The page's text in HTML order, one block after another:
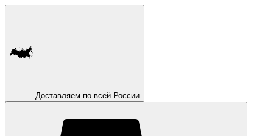
Доставляем по всей России